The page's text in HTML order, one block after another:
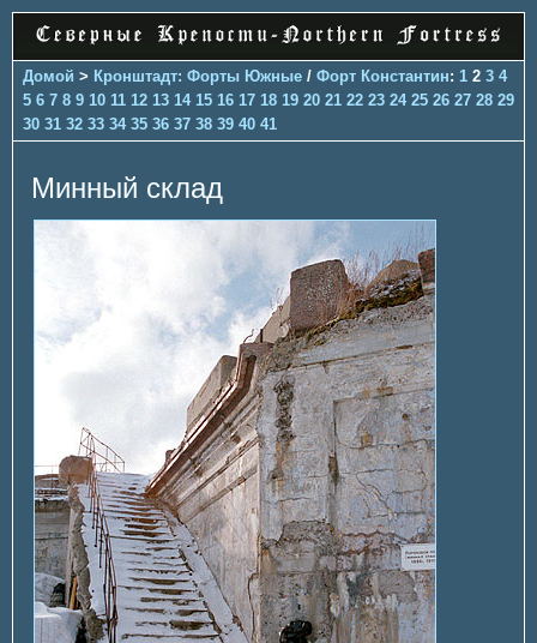
Домой > Кронштадт: Форты Южные / Форт Константин: 1 2 3 4
5 6 7 8 9 10 11 12 13 14 15 16 17 18 19 20 21 22 23 24 25 26 27 28 29
30 31 32 33 34 35 36 37 38 39 40 41
Минный склад